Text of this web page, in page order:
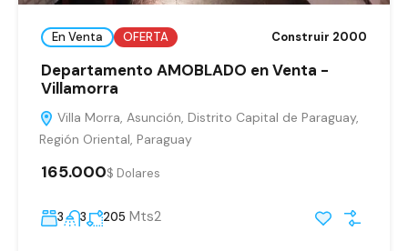
En Venta OFERTA Construir 2000
Departamento AMOBLADO en Venta -
Villamorra
Villa Morra, Asunción, Distrito Capital de Paraguay,
Región Oriental, Paraguay
165.000$ Dolares
3 3 205 Mts2